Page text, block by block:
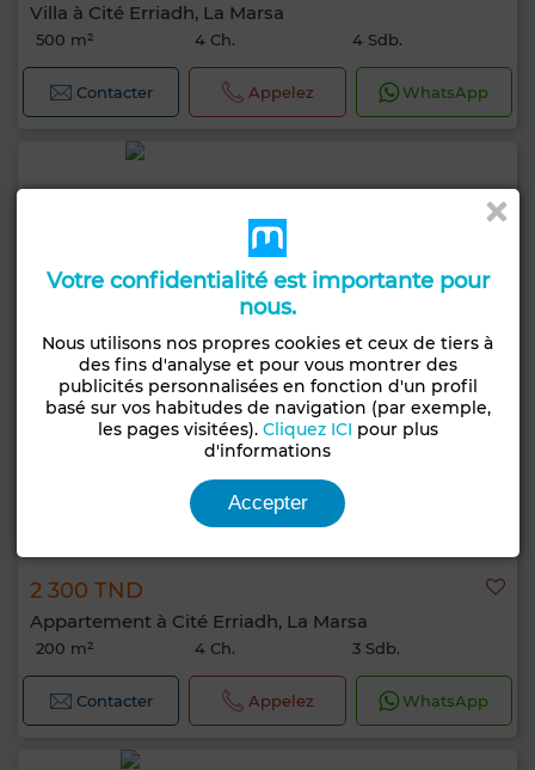
Villa à Cité Erriadh, La Marsa
500 m² 4 Ch. 4 Sdb.
Contacter Appelez WhatsApp
2 300 TND
Appartement à Cité Erriadh, La Marsa
200 m² 4 Ch. 3 Sdb.
Contacter Appelez WhatsApp
Votre confidentialité est importante pour
nous.
Nous utilisons nos propres cookies et ceux de tiers à
des fins d'analyse et pour vous montrer des
publicités personnalisées en fonction d'un profil
basé sur vos habitudes de navigation (par exemple,
les pages visitées). Cliquez ICI pour plus
d'informations
Accepter